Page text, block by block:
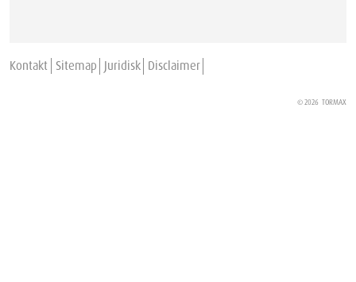
Kontakt Sitemap Juridisk Disclaimer
© 2026 TORMAX